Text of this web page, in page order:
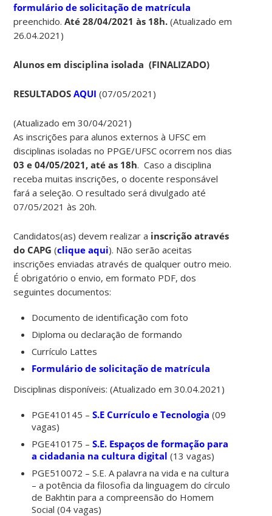
formulário de solicitação de matrícula
preenchido.Até 28/04/2021 às 18h.(Atualizado em
26.04.2021)
Alunos em disciplina isolada (FINALIZADO)
RESULTADOSAQUI (07/05/2021)
(Atualizado em 30/04/2021)
As inscrições para alunos externos à UFSC em
disciplinas isoladas no PPGE/UFSC ocorrem nos dias
03 e 04/05/2021, até as 18h. Caso a disciplina
receba muitas inscrições, o docente responsável
fará a seleção. O resultado será divulgado até
07/05/2021 às 20h.
Candidatos(as) devem realizar a inscrição através
do CAPG (clique aqui). Não serão aceitas
inscrições enviadas através de qualquer outro meio.
É obrigatório o envio, em formato PDF, dos
seguintes documentos:
Documento de identificação com foto
Diploma ou declaração de formando
Currículo Lattes
Formulário de solicitação de matrícula
Disciplinas disponíveis: (Atualizado em 30.04.2021)
PGE410145 –S.E Currículo e Tecnologia (09
vagas)
PGE410175 –S.E. Espaços de formação para
a cidadania na cultura digital (13 vagas)
PGE510072 – S.E. A palavra na vida e na cultura
– a potência da filosofia da linguagem do círculo
de Bakhtin para a compreensão do Homem
Social (04 vagas)